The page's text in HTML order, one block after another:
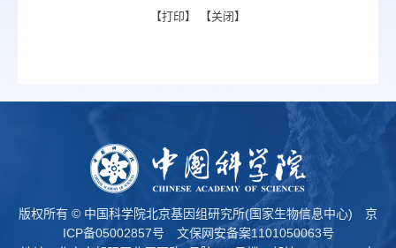
【打印】 【关闭 】
版权所有 © 中国科学院北京基因组研究所(国家生物信息中心) 京
ICP备05002857号
文保网安备案1101050063号